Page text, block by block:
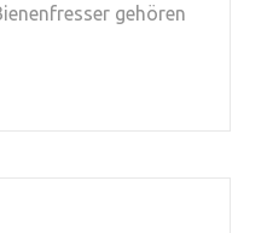
gehören